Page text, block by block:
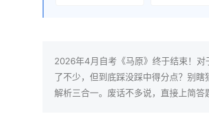
2026年4月自考《马原》终于结束！
了不少，但到底踩没踩中得分点？别
解析三合一。废话不多说，直接上简答